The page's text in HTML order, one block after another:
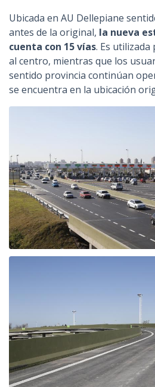
Ubicada en AU Dellepiane
antes de la original, la nueva
cuenta con 15 vías. Es
al centro, mientras que los
sentido provincia continúan
se encuentra en la ubicación